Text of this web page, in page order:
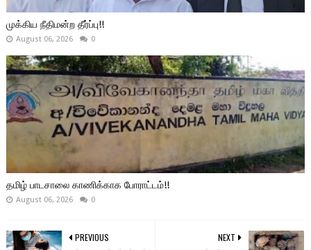
முக்கிய நீதிமன்ற தீர்ப்பு!!
August 06, 2026 0
தமிழ் பாடசாலை காணிக்காக போராட்டம்!!
August 06, 2026 0
NEXT
PREVIOUS